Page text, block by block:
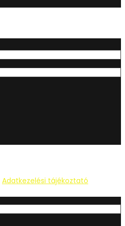
Adatkezelési tájékoztató